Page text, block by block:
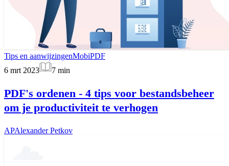
Tips en aanwijzingenMobiPDF
6 mrt 2023
7 min
PDF's ordenen - 4 tips voor bestandsbeheer
om je productiviteit te verhogen
APAlexander Petkov